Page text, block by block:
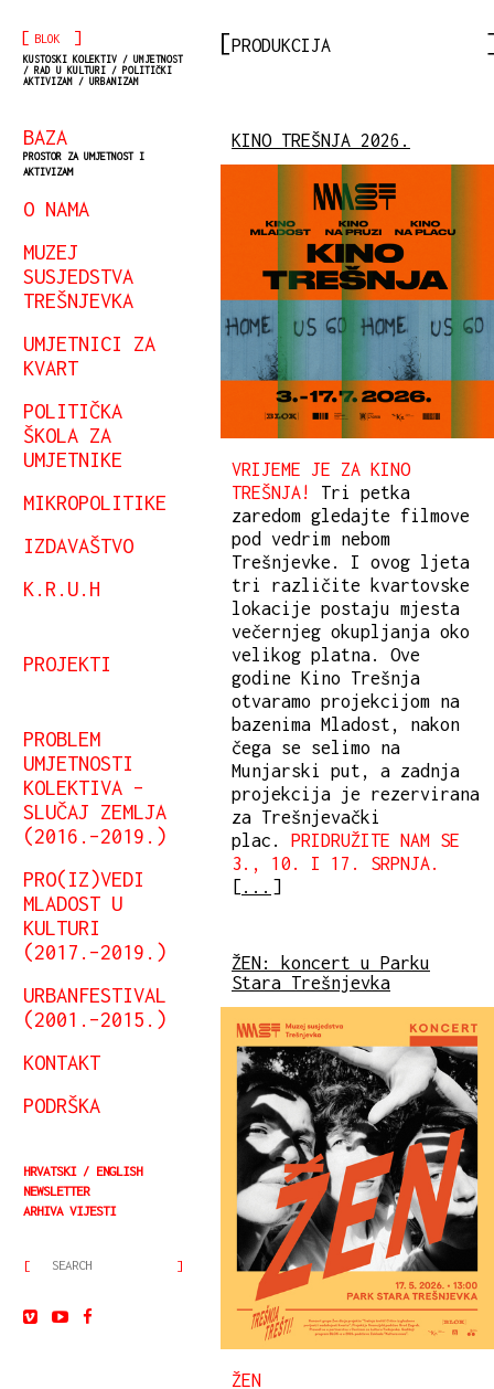
[ BLOK ]
KUSTOSKI KOLEKTIV / UMJETNOST
/ RAD U KULTURI / POLITIČKI
AKTIVIZAM / URBANIZAM
BAZA
PROSTOR ZA UMJETNOST I
AKTIVIZAM
O NAMA
MUZEJ
SUSJEDSTVA
TREŠNJEVKA
UMJETNICI ZA
KVART
POLITIČKA
ŠKOLA ZA
UMJETNIKE
MIKROPOLITIKE
IZDAVAŠTVO
K.R.U.H
PROJEKTI
PROBLEM
UMJETNOSTI
KOLEKTIVA –
SLUČAJ ZEMLJA
(2016.–2019.)
PRO(IZ)VEDI
MLADOST U
KULTURI
(2017.–2019.)
URBANFESTIVAL
(2001.–2015.)
KONTAKT
PODRŠKA
HRVATSKI
ENGLISH
NEWSLETTER
ARHIVA VIJESTI
PRODUKCIJA
KINO TREŠNJA 2026.
VRIJEME JE ZA KINO
TREŠNJA!
Tri petka
zaredom gledajte filmove
pod vedrim nebom
Trešnjevke. I ovog ljeta
tri različite kvartovske
lokacije postaju mjesta
večernjeg okupljanja oko
velikog platna. Ove
godine Kino Trešnja
otvaramo projekcijom na
bazenima Mladost, nakon
čega se selimo na
Munjarski put, a zadnja
projekcija je rezervirana
za Trešnjevački
plac. PRIDRUŽITE NAM SE
3., 10. I 17. SRPNJA.
[ ... ]
ŽEN: koncert u Parku
Stara Trešnjevka
ŽEN